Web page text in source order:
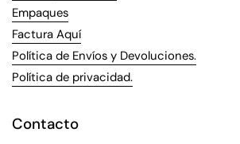
Empaques
Factura Aquí
Política de Envíos y Devoluciones.
Política de privacidad.
Contacto